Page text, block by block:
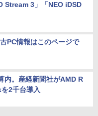
Stream 3」「NEO iDSD
PC情報はこのページで
内。産経新聞社がAMD R
2千台導入